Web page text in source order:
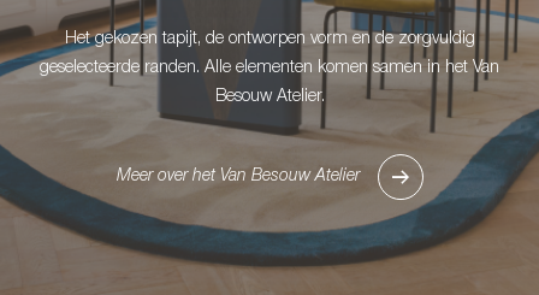
Het gekozen tapijt, de ontworpen vorm en de zorgvuldig
geselecteerde randen. Alle elementen komen samen in het Van
Besouw Atelier.
Meer over het Van Besouw Atelier